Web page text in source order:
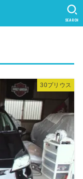
SEARCH
30プリウス